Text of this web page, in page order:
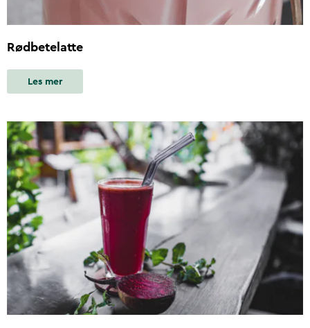
Rødbetelatte
Les mer